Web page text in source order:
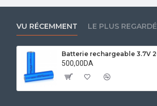
VU RÉCEMMENT LE PLUS REGARDÉ
500,00DA